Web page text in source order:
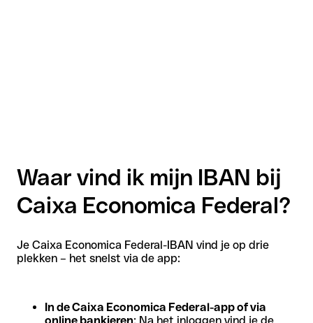
Waar vind ik mijn IBAN bij
Caixa Economica Federal?
Je Caixa Economica Federal-IBAN vind je op drie
plekken – het snelst via de app:
In de Caixa Economica Federal-app of via